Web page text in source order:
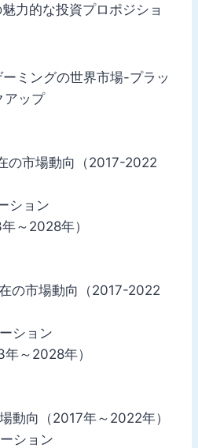
力的な投資プロポジショ
ミングの世界市場-プラッ
アップ
の市場動向（2017-2022
ション
～2028年）
の市場動向（2017-2022
ション
～2028年）
動向（2017年～2022年）
ション